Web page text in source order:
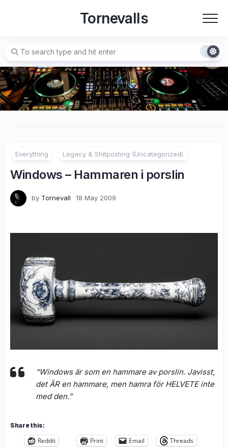
Tornevalls
Everything Legacy & Shitposting (Uncategorized)
Windows – Hammaren i porslin
by Tornevall 18 May 2009
“Windows är som en hammare av porslin. Javisst,
det ÄR en hammare, men hamra för HELVETE inte
med den.”
Share this:
Reddit Print Email
Threads